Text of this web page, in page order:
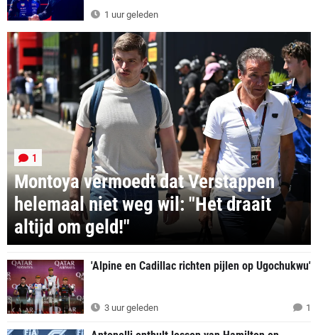
1 uur geleden
Montoya vermoedt dat Verstappen
helemaal niet weg wil: "Het draait
altijd om geld!"
1
'Alpine en Cadillac richten pijlen op Ugochukwu'
3 uur geleden 1